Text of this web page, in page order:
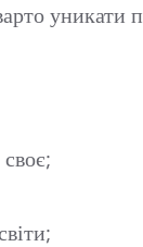
уникати